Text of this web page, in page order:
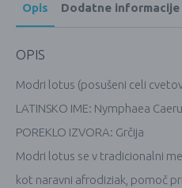
Opis Dodatne informacije
OPIS
Modri lotus (posušeni celi
LATINSKO IME: Nymphaea
POREKLO IZVORA: Grčija
Modri ​​lotus se v tradicionalni
kot naravni afrodiziak, pomoč